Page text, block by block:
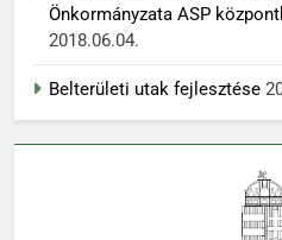
Önkormányzata ASP
2018.06.04.
Belterületi utak fejlesztése